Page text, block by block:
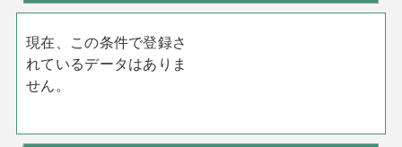
現在、この条件で登録さ
れているデータはありま
せん。